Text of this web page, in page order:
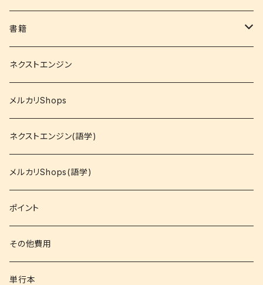
書籍
関西大学テキスト
就活
資格
コミック
文庫
その他書籍
書籍以外
ネクストエンジン
メルカリShops
ネクストエンジン(語学)
メルカリShops(語学)
ポイント
その他費用
単行本